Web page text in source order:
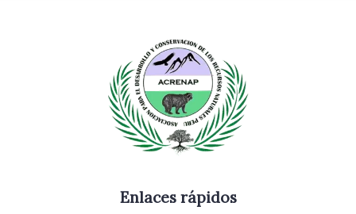
Enlaces rápidos